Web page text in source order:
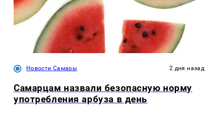
Новости Самары 2 дня назад
Самарцам назвали безопасную норму
употребления арбуза в день